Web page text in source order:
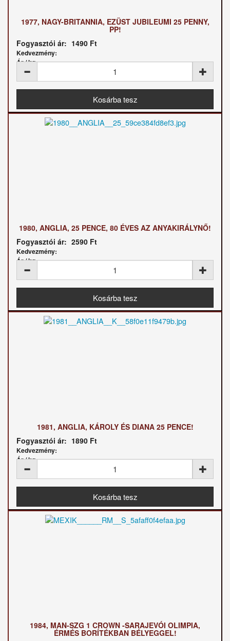
1977, NAGY-BRITANNIA, EZÜST JUBILEUMI 25 PENNY,
PP!
Fogyasztói ár: 1490 Ft
Kedvezmény:
Ár / kg:
1980, ANGLIA, 25 PENCE, 80 ÉVES AZ ANYAKIRÁLYNŐ!
Fogyasztói ár: 2590 Ft
Kedvezmény:
Ár / kg:
1981, ANGLIA, KÁROLY ÉS DIANA 25 PENCE!
Fogyasztói ár: 1890 Ft
Kedvezmény:
Ár / kg:
1984, MAN-SZG 1 CROWN -SARAJEVÓI OLIMPIA,
ÉRMÉS BORÍTÉKBAN BÉLYEGGEL!